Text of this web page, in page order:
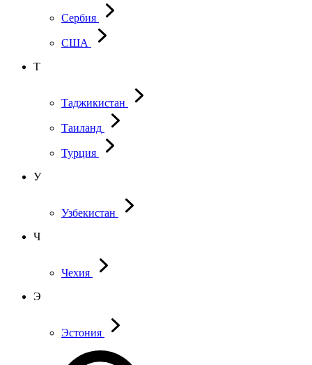
Сербия
США
Т
Таджикистан
Таиланд
Турция
У
Узбекистан
Ч
Чехия
Э
Эстония